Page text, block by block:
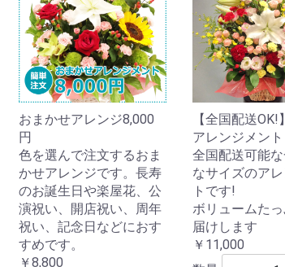
おまかせアレンジ8,000
円
色を選んで注文するおま
かせアレンジです。長寿
のお誕生日や楽屋花、公
演祝い、開店祝い、周年
祝い、記念日などにおす
すめです。
￥8,800
【全国配送OK!
アレンジメント
全国配送可能
なサイズのア
トです!
ボリュームた
届けします
￥11,000